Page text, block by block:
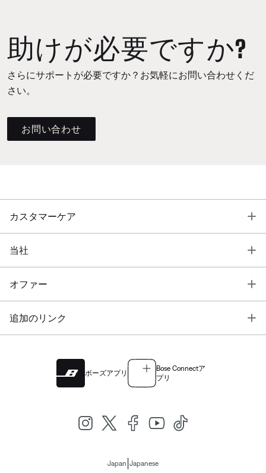
助けが必要ですか?
さらにサポートが必要ですか？お気軽にお問い合わせくだ
さい。
お問い合わせ
カスタマーケア
当社
オファー
追加のリンク
ボーズアプリ
Bose Connectア
プリ
Japan Japanese